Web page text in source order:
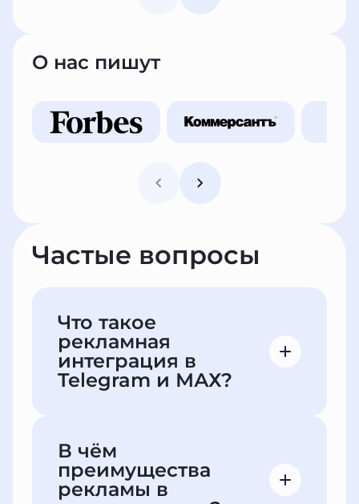
О нас пишут
Частые вопросы
Что такое
рекламная
интеграция в
Telegram и МАХ?
в публичных и приватных каналах в
Telegram и MAX. Можно
публиковать текст, фото, видео и
В чём
преимущества
рекламы в